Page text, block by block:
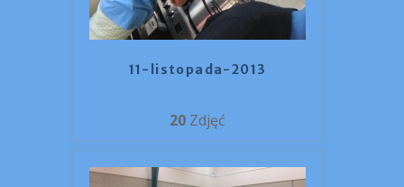
11-listopada-2013
20 Zdjęć